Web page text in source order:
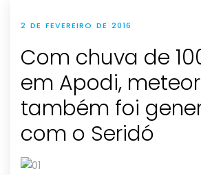
2 DE FEVEREIRO DE 2016
Com chuva de
em Apodi,
também foi
com o Seridó